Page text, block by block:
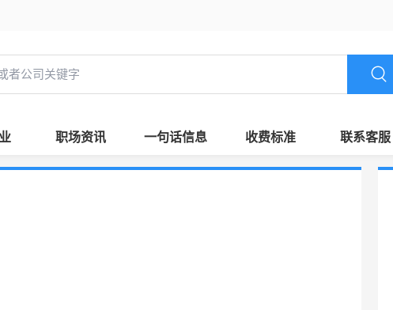
职场资讯 一句话信息 收费标准 联系客服